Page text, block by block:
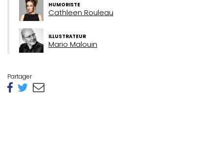
HUMORISTE
Cathleen Rouleau
ILLUSTRATEUR
Mario Malouin
Partager